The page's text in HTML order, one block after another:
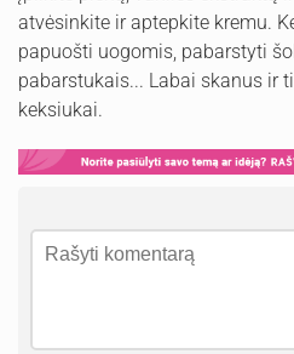
atvėsinkite ir aptepkite kremu.
papuošti uogomis, pabarstyti
pabarstukais... Labai skanus ir
keksiukai.